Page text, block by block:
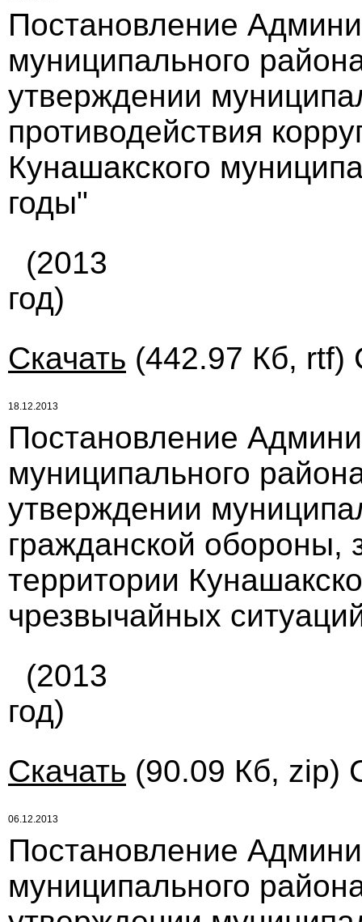
Постановление
муниципального
утверждении
противодействия
Кунашакского
годы"
(2013
год)
Скачать (442.97 Кб, rtf)
18.12.2013
Постановление
муниципального
утверждении
гражданской обороны,
территории
чрезвычайных
(2013
год)
Скачать (90.09 Кб, zip)
06.12.2013
Постановление
муниципального